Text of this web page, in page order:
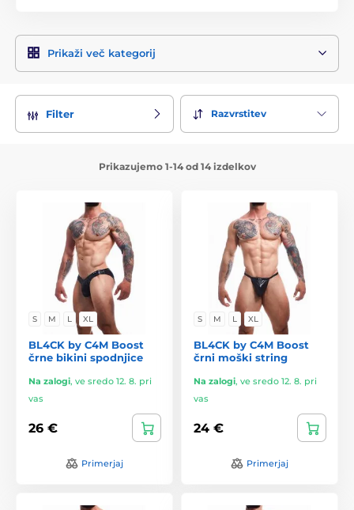
Prikaži več kategorij
Filter Razvrstitev
Prikazujemo 1-14 od 14 izdelkov
S M L XL
BL4CK by C4M Boost
črne bikini spodnjice
Na zalogi, ve sredo 12. 8. pri
vas
26 €
Primerjaj
S M L XL
BL4CK by C4M Boost
črni moški string
Na zalogi, ve sredo 12. 8. pri
vas
24 €
Primerjaj